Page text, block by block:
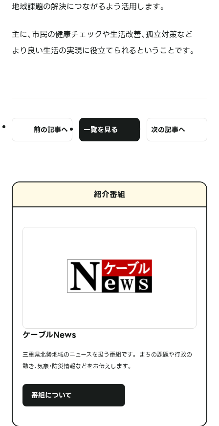
地域課題の解決につながるよう活用します。
主に、市民の健康チェックや生活改善、孤立対策など
より良い生活の実現に役立てられるということです。
前の記事へ 一覧を見る 次の記事へ
紹介番組
ケーブルNews
三重県北勢地域のニュースを扱う番組です。 まちの課題や行政の
動き、気象・防災情報などをお伝えします。
番組について